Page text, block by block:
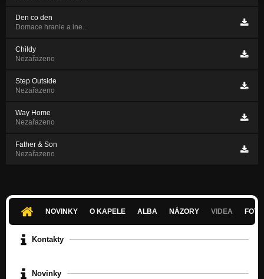
Den co den
Domace hranie a ine...
Childy
Nezařazeno
Step Outside
Nezařazeno
Way Home
Nezařazeno
Father & Son
Nezařazeno
NOVINKY O KAPELE ALBA NÁZORY VIDEA
Kontakty
Novinky